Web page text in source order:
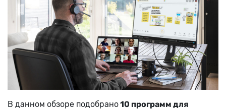
В данном обзоре подобрано10 программ для